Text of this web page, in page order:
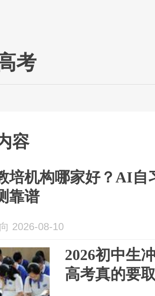
考
容
培机构哪家好？AI自
靠谱
2026-08-10
2026初中生
高考真的要